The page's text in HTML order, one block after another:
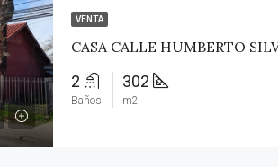
VENTA
2
Baños
302
m2